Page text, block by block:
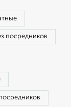
посредников